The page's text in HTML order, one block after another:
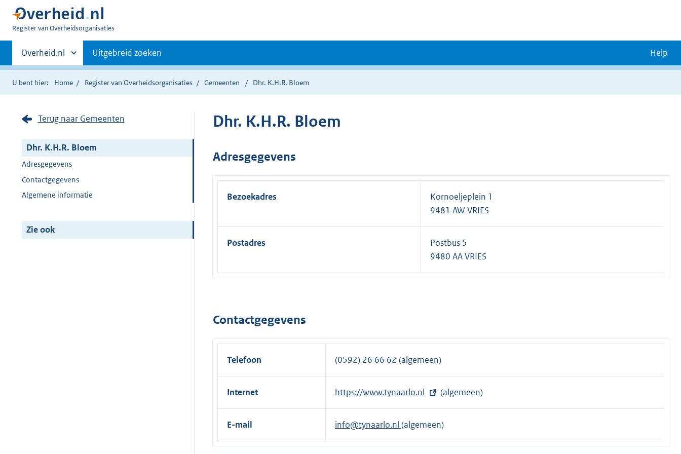
U
Register van Overheidsorganisaties
Primaire
navigatie
Andere
sites
binnen
Overheid.nl Uitgebreid zoeken Help
U bent hier: Home Register van Overheidsorganisaties Gemeenten Dhr. K.H.R. Bloem
Terug naar Gemeenten
Dhr. K.H.R. Bloem
Adresgegevens
Contactgegevens
Algemene informatie
Zie ook
Dhr. K.H.R. Bloem
Adresgegevens
Bezoekadres
Kornoeljeplein 1
9481 AW VRIES
Postadres
Postbus 5
9480 AA VRIES
Contactgegevens
Telefoon (0592) 26 66 62 (algemeen)
Internet
E
x
t
r
https://www.tynaarlo.nl (algemeen)
E-mail info@tynaarlo.nl (algemeen)